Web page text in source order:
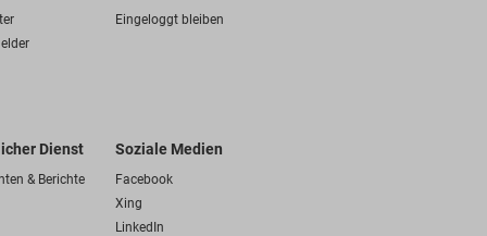
Eingeloggt bleiben
Dienst
& Berichte
Soziale Medien
Facebook
Xing
LinkedIn